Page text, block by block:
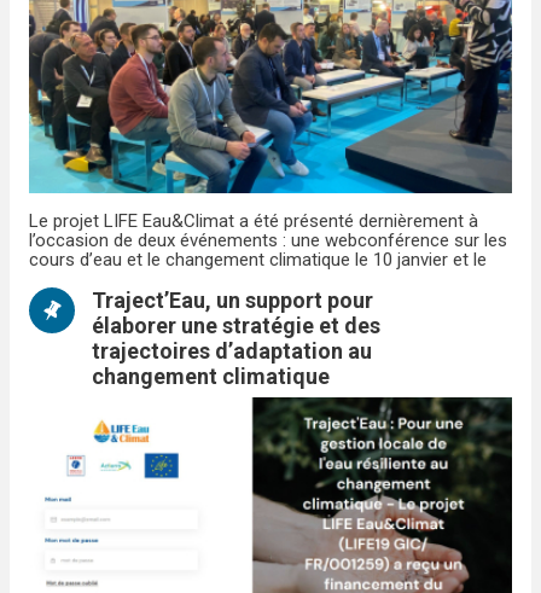
Le projet LIFE Eau&Climat a été présenté dernièrement à
l’occasion de deux événements : une webconférence sur les
cours d’eau et le changement climatique le 10 janvier et le
Traject’Eau, un support pour
élaborer une stratégie et des
trajectoires d’adaptation au
changement climatique